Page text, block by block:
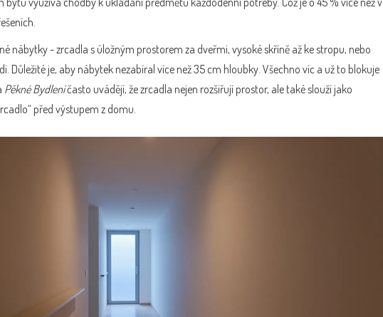
nábytky - zrcadla s úložným prostorem za dveřmi, vysoké skříně až ke stropu, nebo
Důležité je, aby nábytek nezabíral více než 35 cm hloubky. Všechno víc a už to blokuje
Pěkné Bydleníčasto uvádějí, že zrcadla nejen rozšiřují prostor, ale také slouží jako
před výstupem z domu.